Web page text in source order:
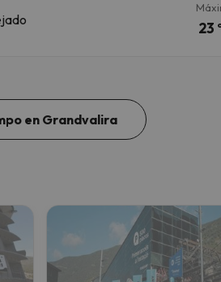
23
en Grandvalira